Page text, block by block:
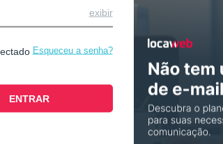
exibir
Esqueceu a senha?